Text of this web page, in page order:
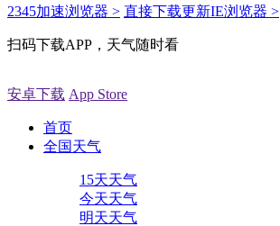
2345加速浏览器 > 直接下载更新IE浏览器 >
扫码下载APP，天气随时看
安卓下载 App Store
首页
全国天气
15天天气
今天天气
明天天气